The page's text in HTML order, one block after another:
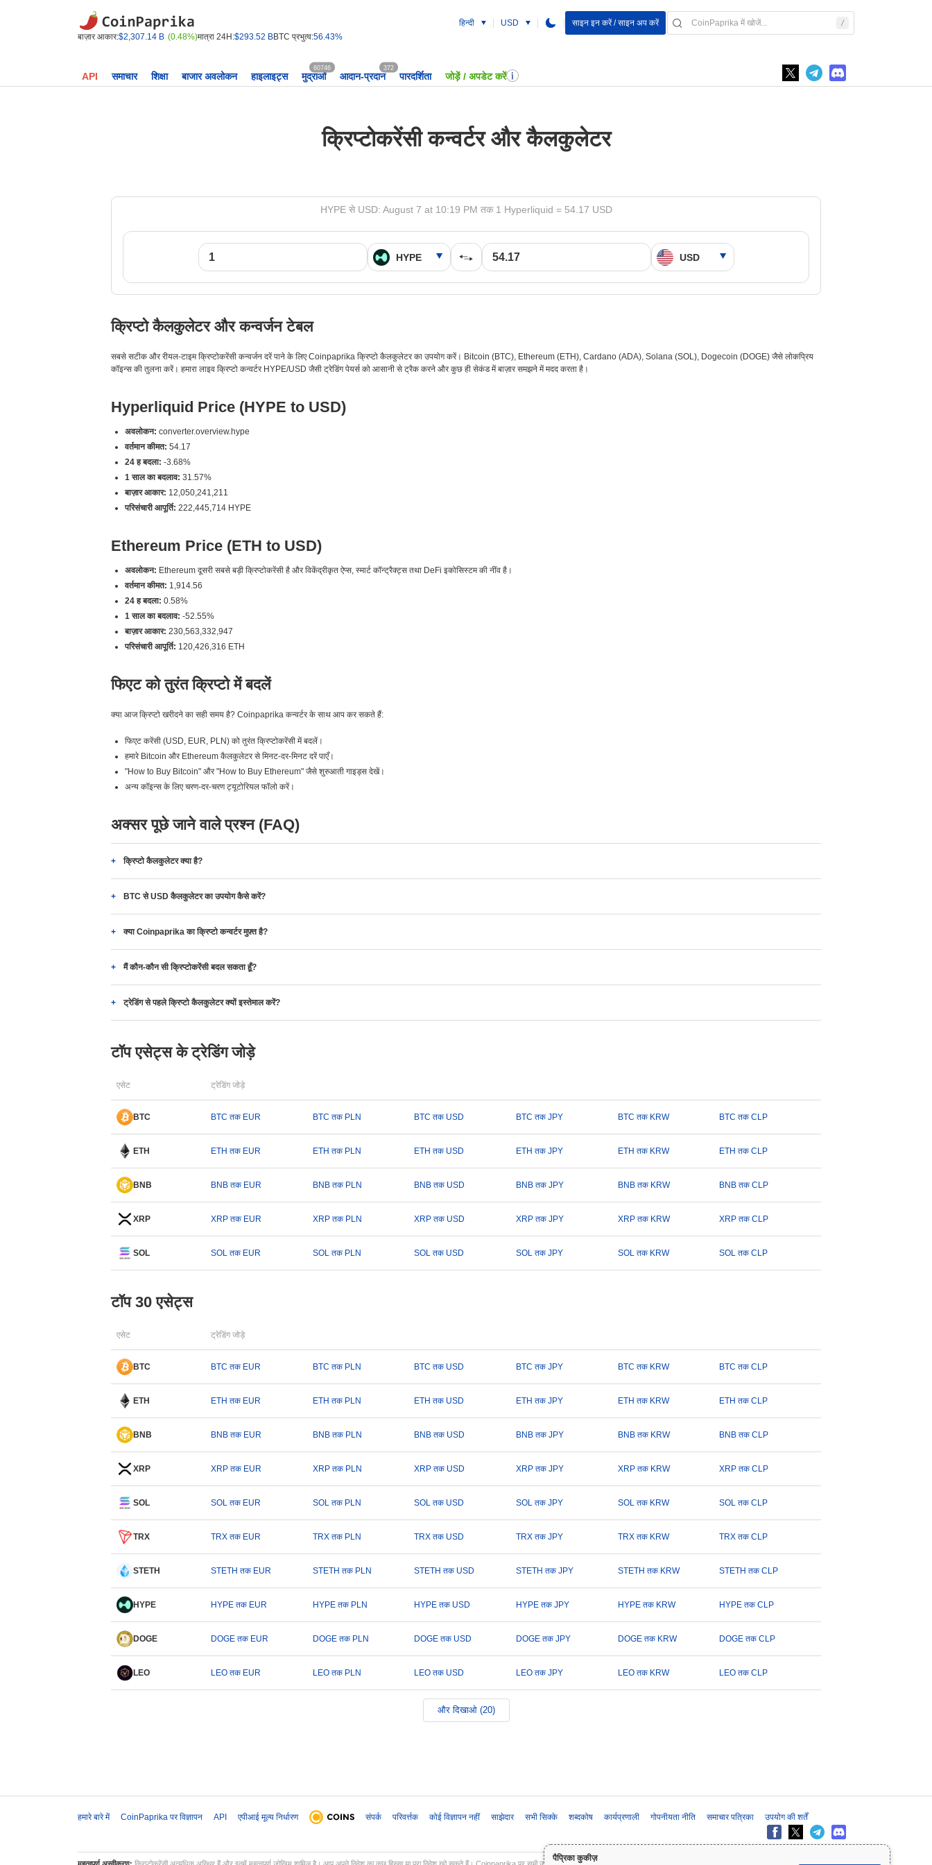
बाज़ार आकार:$2,307.14 B (0.48%)मात्रा 24H:$293.52 BBTC प्रभुत्व:56.43%
हिन्दी USD साइन इन करें / साइन अप करें
API समाचार शिक्षा बाजार अवलोकन हाइलाइट्स मुद्राओं
60746
आदान-प्रदान
372
पारदर्शिता जोड़ें / अपडेट करें
पैप्रिका कुकीज़
क्रिप्टोकरेंसी कन्वर्टर और कैलकुलेटर
HYPE से USD: August 7 at 10:19 PM तक 1 Hyperliquid = 54.17 USD
क्रिप्टो कैलकुलेटर और कन्वर्जन टेबल
सबसे सटीक और रीयल-टाइम क्रिप्टोकरेंसी कन्वर्जन दरें पाने के लिए Coinpaprika क्रिप्टो कैलकुलेटर का उपयोग करें। Bitcoin (BTC), Ethereum (ETH), Cardano (ADA), Solana (SOL), Dogecoin (DOGE) जैसे लोकप्रिय
कॉइन्स की तुलना करें। हमारा लाइव क्रिप्टो कन्वर्टर HYPE/USD जैसी ट्रेडिंग पेयर्स को आसानी से ट्रैक करने और कुछ ही सेकंड में बाज़ार समझने में मदद करता है।
Hyperliquid Price (HYPE to USD)
अवलोकन: converter.overview.hype
वर्तमान कीमत: 54.17
24 ह बदला: -3.68%
1 साल का बदलाव: 31.57%
बाज़ार आकार: 12,050,241,211
परिसंचारी आपूर्ति: 222,445,714 HYPE
Ethereum Price (ETH to USD)
अवलोकन: Ethereum दूसरी सबसे बड़ी क्रिप्टोकरेंसी है और विकेंद्रीकृत ऐप्स, स्मार्ट कॉन्ट्रैक्ट्स तथा DeFi इकोसिस्टम की नींव है।
वर्तमान कीमत: 1,914.56
24 ह बदला: 0.58%
1 साल का बदलाव: -52.55%
बाज़ार आकार: 230,563,332,947
परिसंचारी आपूर्ति: 120,426,316 ETH
फिएट को तुरंत क्रिप्टो में बदलें
क्या आज क्रिप्टो खरीदने का सही समय है? Coinpaprika कन्वर्टर के साथ आप कर सकते हैं:
फिएट करेंसी (USD, EUR, PLN) को तुरंत क्रिप्टोकरेंसी में बदलें।
हमारे Bitcoin और Ethereum कैलकुलेटर से मिनट-दर-मिनट दरें पाएँ।
"How to Buy Bitcoin" और "How to Buy Ethereum" जैसे शुरुआती गाइड्स देखें।
अन्य कॉइन्स के लिए चरण-दर-चरण ट्यूटोरियल फॉलो करें।
अक्सर पूछे जाने वाले प्रश्न (FAQ)
क्रिप्टो कैलकुलेटर क्या है?
BTC से USD कैलकुलेटर का उपयोग कैसे करें?
क्या Coinpaprika का क्रिप्टो कन्वर्टर मुफ़्त है?
मैं कौन-कौन सी क्रिप्टोकरेंसी बदल सकता हूँ?
ट्रेडिंग से पहले क्रिप्टो कैलकुलेटर क्यों इस्तेमाल करें?
टॉप एसेट्स के ट्रेडिंग जोड़े
एसेट ट्रेडिंग जोड़े
BTC BTC तक EUR BTC तक PLN BTC तक USD BTC तक JPY BTC तक KRW BTC तक CLP
ETH ETH तक EUR ETH तक PLN ETH तक USD ETH तक JPY ETH तक KRW ETH तक CLP
BNB BNB तक EUR BNB तक PLN BNB तक USD BNB तक JPY BNB तक KRW BNB तक CLP
XRP XRP तक EUR XRP तक PLN XRP तक USD XRP तक JPY XRP तक KRW XRP तक CLP
SOL SOL तक EUR SOL तक PLN SOL तक USD SOL तक JPY SOL तक KRW SOL तक CLP
टॉप 30 एसेट्स
एसेट ट्रेडिंग जोड़े
BTC BTC तक EUR BTC तक PLN BTC तक USD BTC तक JPY BTC तक KRW BTC तक CLP
ETH ETH तक EUR ETH तक PLN ETH तक USD ETH तक JPY ETH तक KRW ETH तक CLP
BNB BNB तक EUR BNB तक PLN BNB तक USD BNB तक JPY BNB तक KRW BNB तक CLP
XRP XRP तक EUR XRP तक PLN XRP तक USD XRP तक JPY XRP तक KRW XRP तक CLP
SOL SOL तक EUR SOL तक PLN SOL तक USD SOL तक JPY SOL तक KRW SOL तक CLP
TRX TRX तक EUR TRX तक PLN TRX तक USD TRX तक JPY TRX तक KRW TRX तक CLP
STETH STETH तक EUR STETH तक PLN STETH तक USD STETH तक JPY STETH तक KRW STETH तक CLP
HYPE HYPE तक EUR HYPE तक PLN HYPE तक USD HYPE तक JPY HYPE तक KRW HYPE तक CLP
DOGE DOGE तक EUR DOGE तक PLN DOGE तक USD DOGE तक JPY DOGE तक KRW DOGE तक CLP
LEO LEO तक EUR LEO तक PLN LEO तक USD LEO तक JPY LEO तक KRW LEO तक CLP
और दिखाओ (20)
हमारे बारे में CoinPaprika पर विज्ञापन API एपीआई मूल्य निर्धारण संपर्क परिवर्त्तक कोई विज्ञापन नहीं साझेदार सभी सिक्के शब्दकोष कार्यप्रणाली गोपनीयता नीति समाचार पत्रिका उपयोग की शर्तें